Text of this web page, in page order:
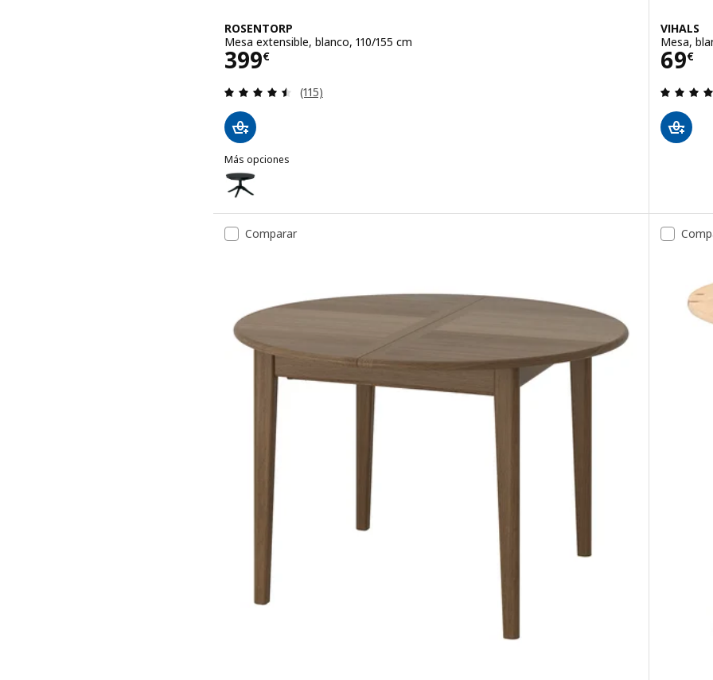
ROSENTORP
Mesa extensible, blanco, 110/155 cm
399€
Precio 399€
Revisa: 4.5 de 5 estrellas. Total opiniones:
(115)
Más opciones
ROSENTORP
Opción: ROSENTORP, Mesa extensible, negro, 110/155 cm
VIHALS
Mesa,
69€
Comparar